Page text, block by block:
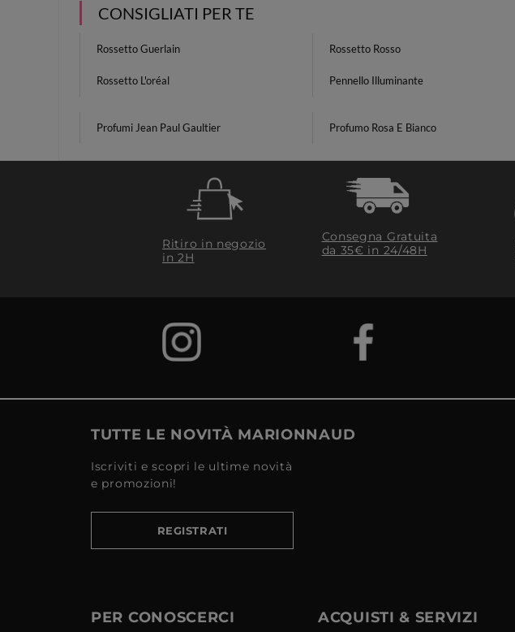
CONSIGLIATI PER TE
Rossetto Guerlain Rossetto Rosso
Rossetto L'oréal Pennello Illuminante
Profumi Jean Paul Gaultier Profumo Rosa E Bianco
Ritiro in negozio
in 2H
Consegna Gratuita
da 35€​ in 24/48H
TUTTE LE NOVITÀ MARIONNAUD
Iscriviti e scopri le ultime novità
e promozioni!
REGISTRATI
PER CONOSCERCI
ACQUISTI & SERVIZI